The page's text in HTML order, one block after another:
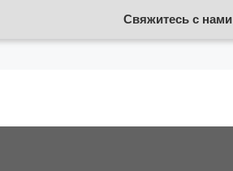
Свяжитесь с нами